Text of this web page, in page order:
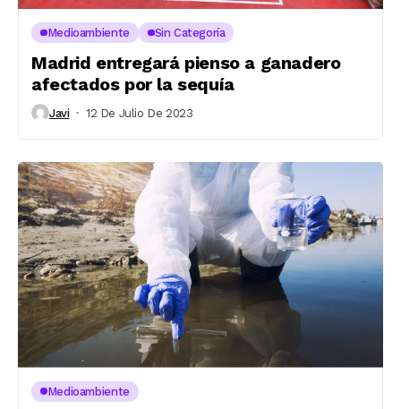
Medioambiente Sin Categoría
Madrid entregará pienso a ganadero
afectados por la sequía
Javi 12 De Julio De 2023
Medioambiente